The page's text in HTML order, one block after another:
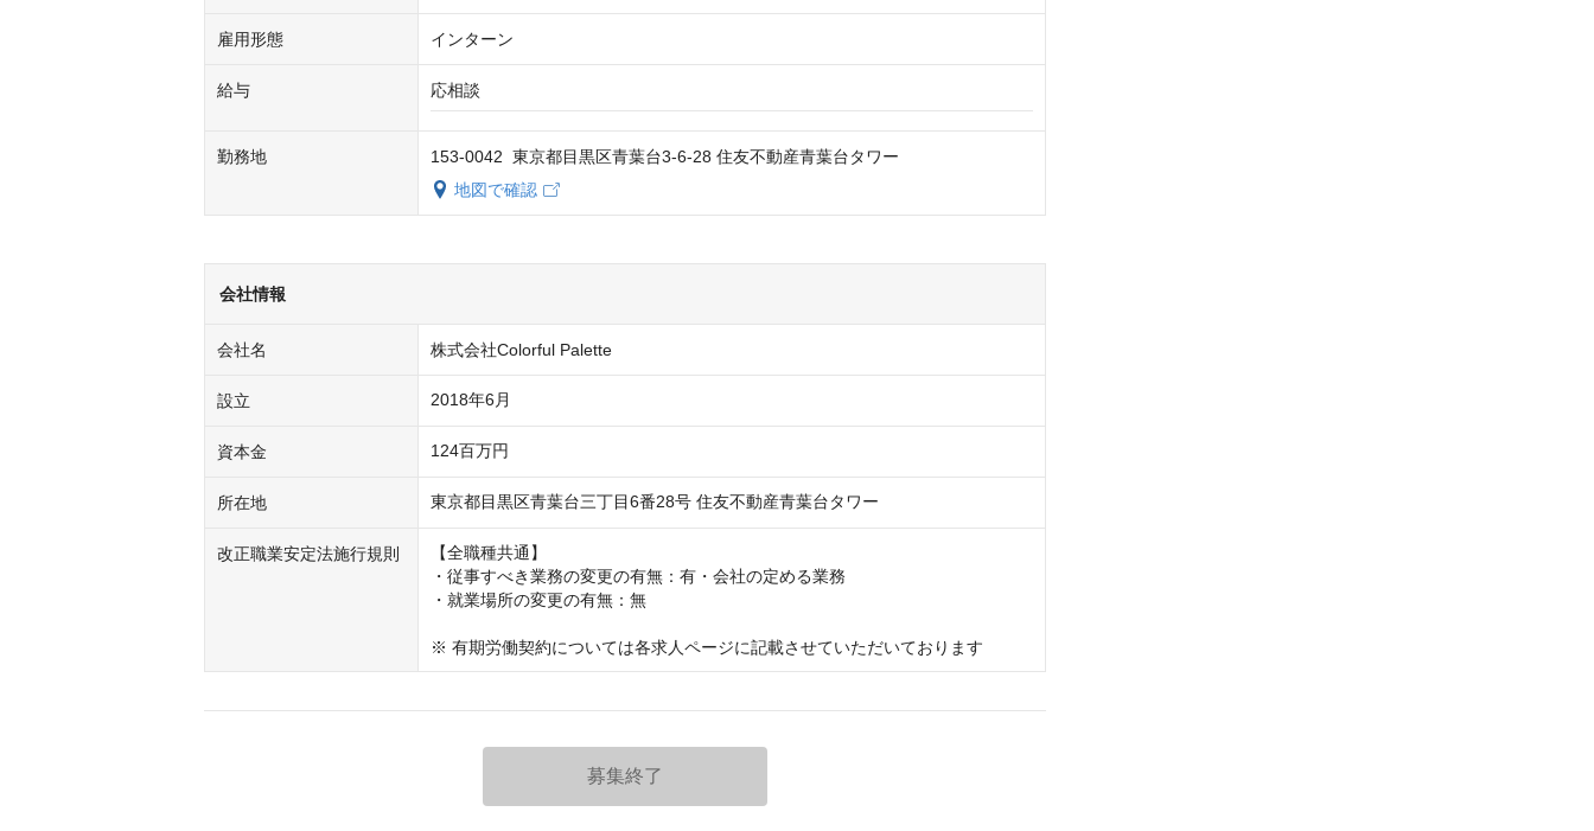
雇用形態 インターン
給与 応相談
勤務地
153-0042 東京都目黒区青葉台3-6-28 住友不動産青葉台タワー
地図で確認
会社情報
会社名 株式会社Colorful Palette
設立 2018年6月
資本金 124百万円
所在地 東京都目黒区青葉台三丁目6番28号 住友不動産青葉台タワー
改正職業安定法施行規則
【全職種共通】
・従事すべき業務の変更の有無：有・会社の定める業務
・就業場所の変更の有無：無
※ 有期労働契約については各求人ページに記載させていただいております
募集終了